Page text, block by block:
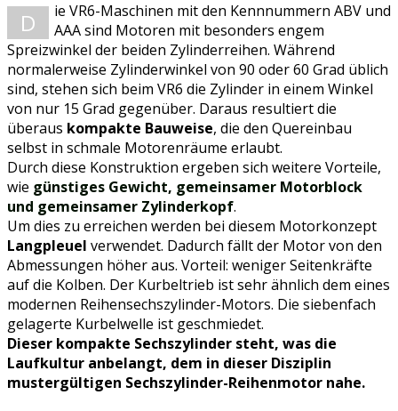
D
ie VR6-Maschinen mit den Kennnummern ABV und
AAA sind Motoren mit besonders engem
Spreizwinkel der beiden Zylinderreihen. Während
normalerweise Zylinderwinkel von 90 oder 60 Grad üblich
sind, stehen sich beim VR6 die Zylinder in einem Winkel
von nur 15 Grad gegenüber. Daraus resultiert die
überaus kompakte Bauweise, die den Quereinbau
selbst in schmale Motorenräume erlaubt.
Durch diese Konstruktion ergeben sich weitere Vorteile,
wie günstiges Gewicht, gemeinsamer Motorblock
und gemeinsamer Zylinderkopf.
Um dies zu erreichen werden bei diesem Motorkonzept
Langpleuel verwendet. Dadurch fällt der Motor von den
Abmessungen höher aus. Vorteil: weniger Seitenkräfte
auf die Kolben. Der Kurbeltrieb ist sehr ähnlich dem eines
modernen Reihensechszylinder-Motors. Die siebenfach
gelagerte Kurbelwelle ist geschmiedet.
Dieser kompakte Sechszylinder steht, was die
Laufkultur anbelangt, dem in dieser Disziplin
mustergültigen Sechszylinder-Reihenmotor nahe.